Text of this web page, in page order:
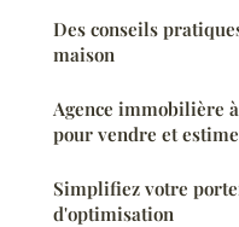
Des conseils
maison
Agence immobilière
pour vendre et
Simplifiez votre
d'optimisation